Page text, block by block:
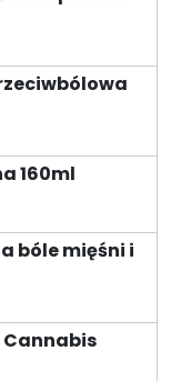
160ml
bóle mięśni i
Cannabis